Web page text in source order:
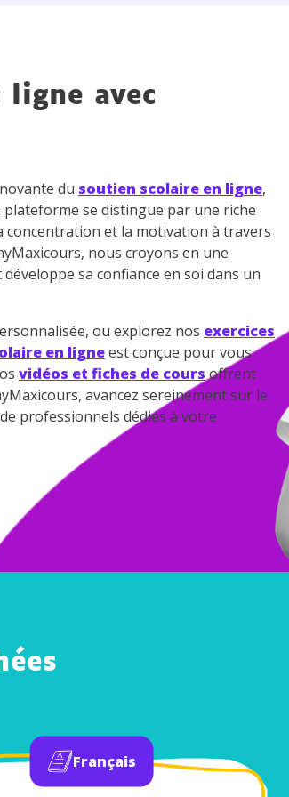
ligne avec
du soutien scolaire en ligne,
se distingue par une riche
et la motivation à travers
nous croyons en une
sa confiance en soi dans un
ou explorez nos exercices
en ligneest conçue pour vous
vidéos et fiches de coursoffrent
avancez sereinement sur le
professionnels dédiés à votre
Français